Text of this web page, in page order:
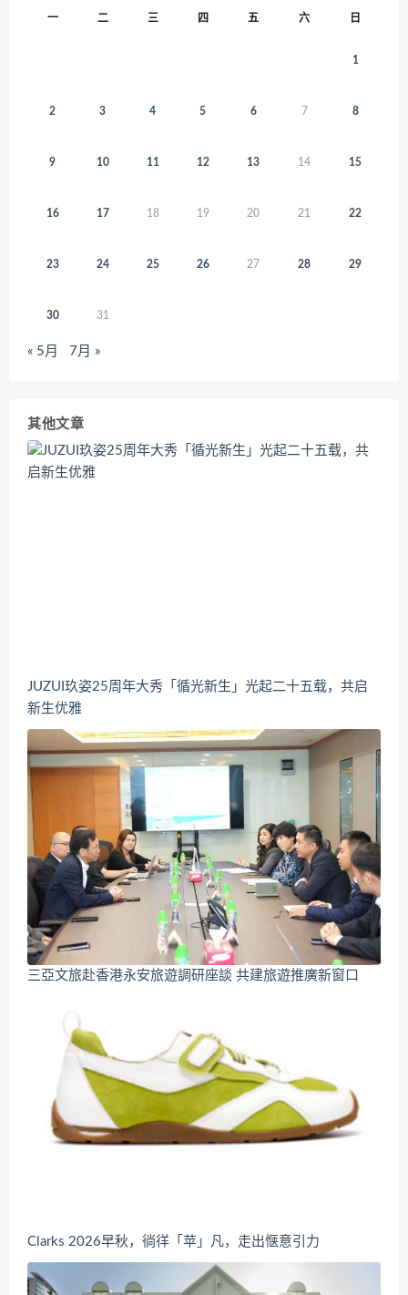
一 二 三 四 五 六 日
1
2 3 4 5 6 7 8
9 10 11 12 13 14 15
16 17 18 19 20 21 22
23 24 25 26 27 28 29
30 31
« 5月 7月 »
其他文章
JUZUI玖姿25周年大秀「循光新生」光起二十五载，共启
新生优雅
三亞文旅赴香港永安旅遊調研座談 共建旅遊推廣新窗口
Clarks 2026早秋，徜徉「苹」凡，走出惬意引力